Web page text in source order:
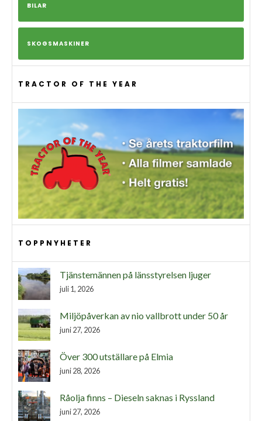
BILAR
SKOGSMASKINER
TRACTOR OF THE YEAR
TOPPNYHETER
Tjänstemännen på länsstyrelsen ljuger
juli 1, 2026
Miljöpåverkan av nio vallbrott under 50 år
juni 27, 2026
Över 300 utställare på Elmia
juni 28, 2026
Råolja finns – Dieseln saknas i Ryssland
juni 27, 2026